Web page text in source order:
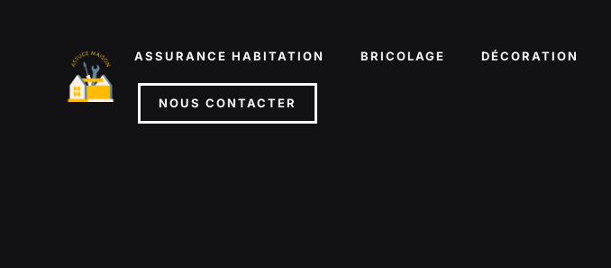
ASSURANCE HABITATION BRICOLAGE DÉCORATION
NOUS CONTACTER